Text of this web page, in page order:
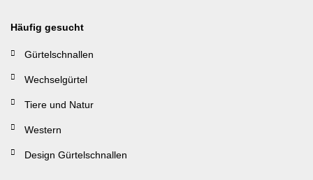
Häufig gesucht
Gürtelschnallen
Wechselgürtel
Tiere und Natur
Western
Design Gürtelschnallen